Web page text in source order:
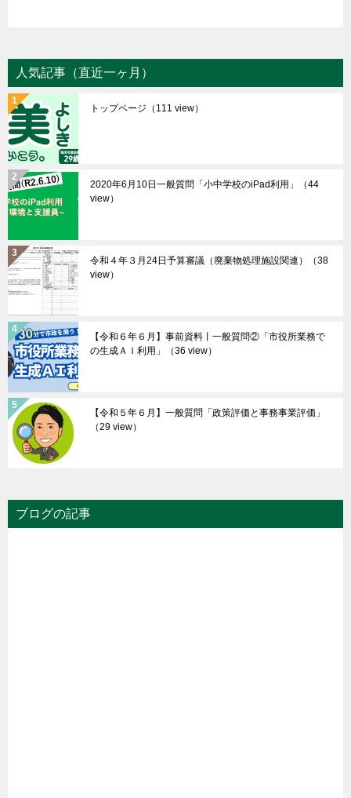
人気記事（直近一ヶ月）
トップページ （111 view）
2020年6月10日一般質問「小中学校のiPad利用」
（44
view）
令和４年３月24日予算審議（廃棄物処理施設関連）
（38
view）
【令和６年６月】事前資料丨一般質問②「市役所業務で
の生成ＡＩ利用」
（36 view）
【令和５年６月】一般質問「政策評価と事務事業評価」
（29 view）
ブログの記事